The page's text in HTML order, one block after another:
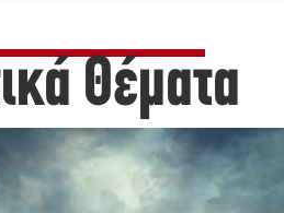
Θέματα